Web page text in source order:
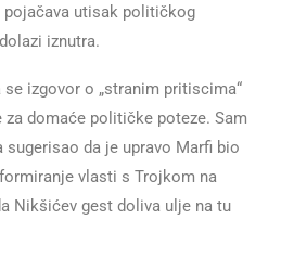
utisak političkog
iznutra.
izgovor o „stranim pritiscima“
domaće političke poteze. Sam
sugerisao da je upravo Marfi bio
vlasti s Trojkom na
Nikšićev gest doliva ulje na tu